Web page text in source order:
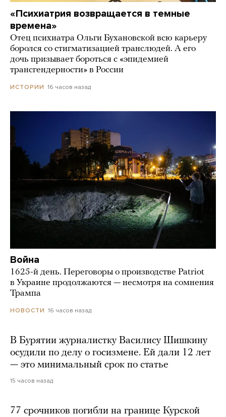
«Психиатрия возвращается в темные
времена»
Отец психиатра Ольги Бухановской всю карьеру
боролся со стигматизацией транслюдей. А его
дочь призывает бороться с «эпидемией
трансгендерности» в России
ИСТОРИИ 16 часов назад
Война
1625-й день. Переговоры о производстве Patriot
в Украине продолжаются — несмотря на сомнения
Трампа
НОВОСТИ 16 часов назад
В Бурятии журналистку Василису Шишкину
осудили по делу о госизмене. Ей дали 12 лет
— это минимальный срок по статье
15 часов назад
77 срочников погибли на границе Курской